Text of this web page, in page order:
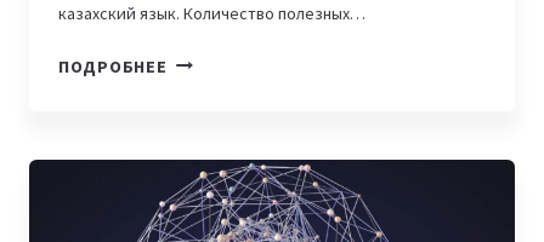
казахский язык. Количество полезных…
ПОДРОБНЕЕ ПОИСК
ВСЕГО
МИРА